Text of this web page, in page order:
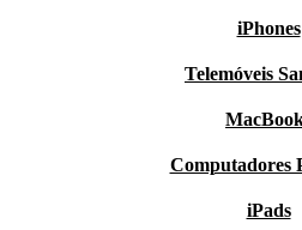
iPhones
Telemóveis
Computadores
iPads